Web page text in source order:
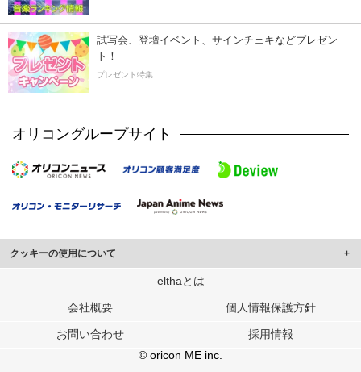
試写会、登壇イベント、サインチェキなどプレゼン
ト！
プレゼント特集
オリコングループサイト
クッキーの使用について
このサイトでは Cookie を使用して、ユーザーに合わせたコンテンツや広告の
行っています。
メディアや広告配信、データ解析の各パートナーに提供しています。
ユーザーが各パートナーのサービスを使用したときに収集した他の情報を組み
elthaとは
会社概要 個人情報保護方針
お問い合わせ
採用情報
© oricon ME inc.